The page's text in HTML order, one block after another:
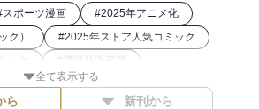
スポーツ漫画 #2025年アニメ化
ク） #2025年ストア人気コミック
ック # 講談社漫画賞
全て表示する
ら 新刊から